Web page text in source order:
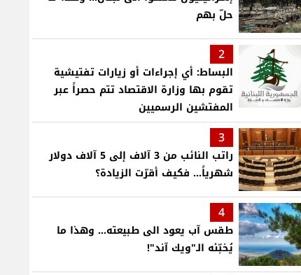
حلّ بهم
2
البساط: أي إجراءات أو زيارات تفتيشية
تقوم بها وزارة الاقتصاد تتم حصراً عبر
المفتشين الرسميين
3
راتب النائب من 3 آلاف إلى 5 آلاف دولار
شهرياً... فكيف أقرّت الزيادة؟
4
طقس آب يعود الى طبيعته... وهذا ما
يُخبّئه الـ"ويك آند"!